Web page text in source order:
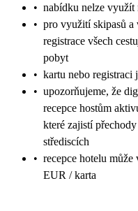
• nabídku nelze využít
• pro využití skipasů a
registrace všech
pobyt
• kartu nebo registraci
• upozorňujeme, že
recepce hostům
které zajistí
střediscích
• recepce hotelu
EUR / karta